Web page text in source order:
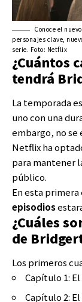
Conoce el
personajes clave,
serie. Foto: Netflix
¿Cuántos
tendrá
La temporada
uno con una
embargo, no se
Netflix ha
para mantener
público.
En esta
episodios
¿Cuáles
de
Los primeros
Capítulo 1: El
Capítulo 2: